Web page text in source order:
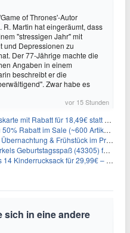
of Thrones'-Autor
R. Martin hat eingeräumt, dass
"stressigen Jahr" mit
und Depressionen zu
Der 77-Jährige machte die
Angaben in einem
beschreibt er die
Zwar habe es
vor 15 Stunden
für 18,49€ statt 29,50€ – einlösbar bis Dezember
im Sale (~600 Artikel zur Auswahl)
Frühstück im Premium Hotel (Bad Oeynhausen) ab 89€ p.P.
Geburtstagsspaß (43305) für 29,10€
für 29,99€ – Amber-maple
sich in eine andere